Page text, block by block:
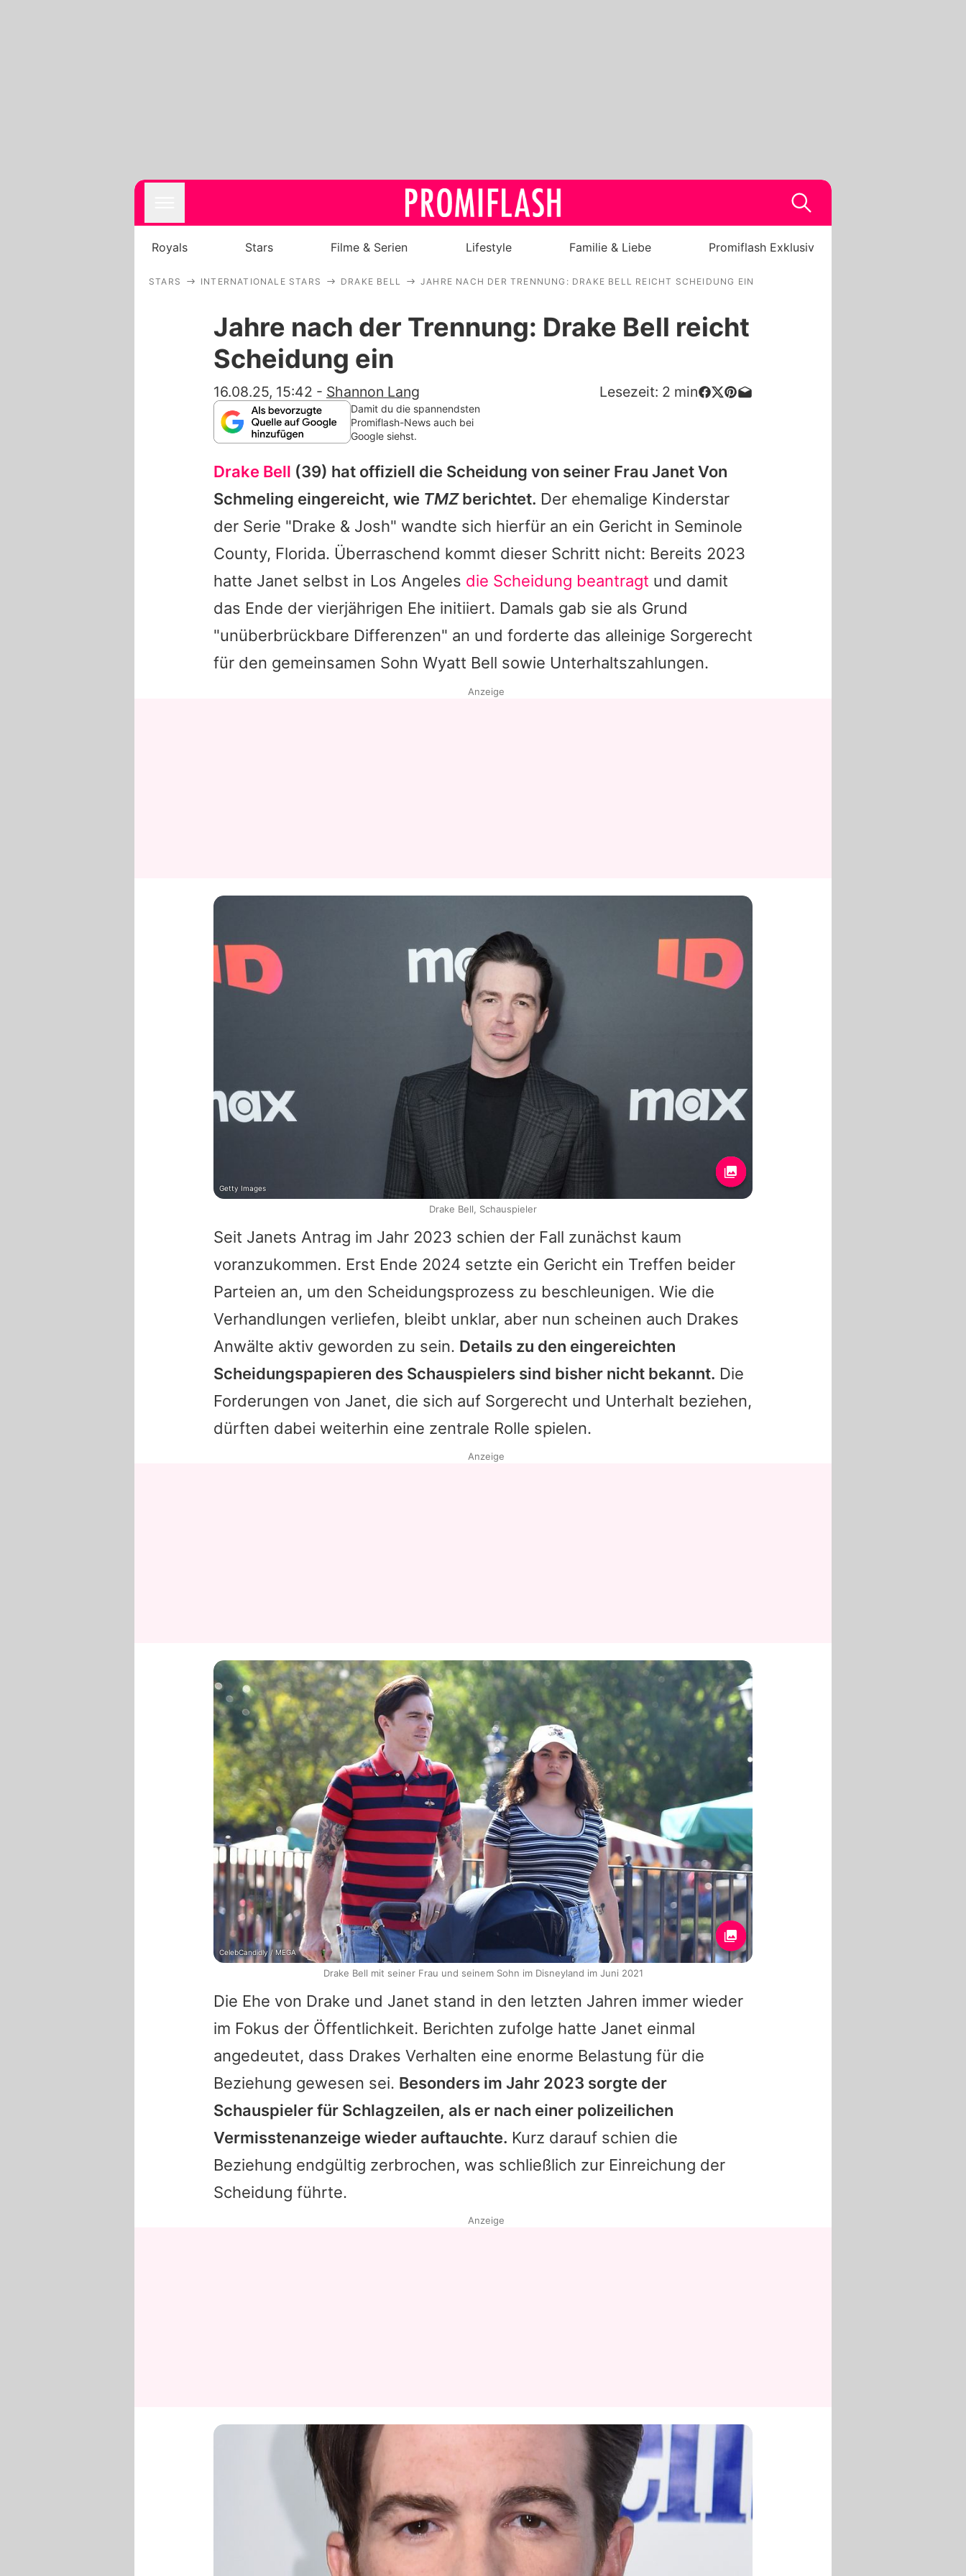
Royals
Filme & Serien
Familie & Liebe
Alle Themen auf Promiflash
App runterladen
Team
Redaktionelle Richtlinien
Impressum
Datenschutzerklärung
Nutzungsbedingungen
Royals Stars Filme & Serien Lifestyle Familie & Liebe Promiflash Exklusiv
STARS INTERNATIONALE STARS DRAKE BELL JAHRE NACH DER TRENNUNG: DRAKE BELL REICHT SCHEIDUNG EIN
Jahre nach der Trennung: Drake Bell reicht
Scheidung ein
16.08.25, 15:42 - Shannon Lang Lesezeit: 2 min
Damit du die spannendsten
Promiflash-News auch bei
Google siehst.
Drake Bell (39) hat offiziell die Scheidung von seiner Frau Janet Von
Schmeling eingereicht, wie TMZberichtet. Der ehemalige Kinderstar
der Serie "Drake & Josh" wandte sich hierfür an ein Gericht in Seminole
County, Florida. Überraschend kommt dieser Schritt nicht: Bereits 2023
hatte Janet selbst in Los Angeles die Scheidung beantragt und damit
das Ende der vierjährigen Ehe initiiert. Damals gab sie als Grund
"unüberbrückbare Differenzen" an und forderte das alleinige Sorgerecht
für den gemeinsamen Sohn Wyatt Bell sowie Unterhaltszahlungen.
Seit Janets Antrag im Jahr 2023 schien der Fall zunächst kaum
voranzukommen. Erst Ende 2024 setzte ein Gericht ein Treffen beider
Parteien an, um den Scheidungsprozess zu beschleunigen. Wie die
Verhandlungen verliefen, bleibt unklar, aber nun scheinen auch Drakes
Anwälte aktiv geworden zu sein. Details zu den eingereichten
Scheidungspapieren des Schauspielers sind bisher nicht bekannt. Die
Forderungen von Janet, die sich auf Sorgerecht und Unterhalt beziehen,
dürften dabei weiterhin eine zentrale Rolle spielen.
Die Ehe von Drake und Janet stand in den letzten Jahren immer wieder
im Fokus der Öffentlichkeit. Berichten zufolge hatte Janet einmal
angedeutet, dass Drakes Verhalten eine enorme Belastung für die
Beziehung gewesen sei. Besonders im Jahr 2023 sorgte der
Schauspieler für Schlagzeilen, als er nach einer polizeilichen
Vermisstenanzeige wieder auftauchte. Kurz darauf schien die
Beziehung endgültig zerbrochen, was schließlich zur Einreichung der
Scheidung führte.
Anzeige
Getty Images
Drake Bell, Schauspieler
Anzeige
CelebCandidly / MEGA
Drake Bell mit seiner Frau und seinem Sohn im Disneyland im Juni 2021
Anzeige